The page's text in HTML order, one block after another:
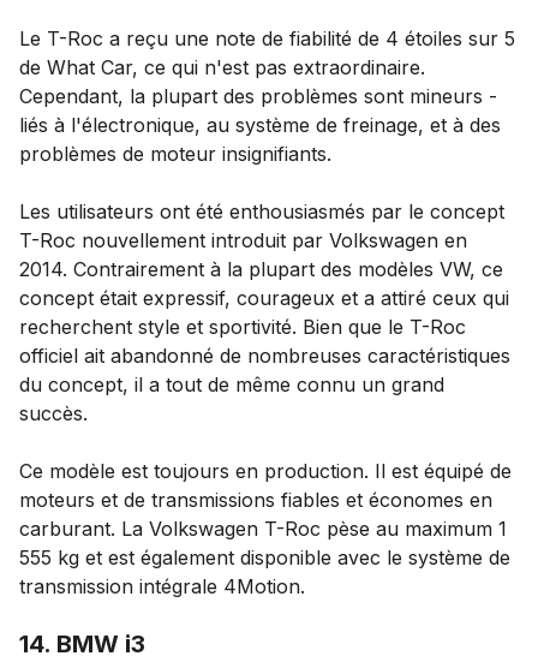
Le T-Roc a reçu une note de fiabilité de 4 étoiles sur 5
de What Car, ce qui n'est pas extraordinaire.
Cependant, la plupart des problèmes sont mineurs -
liés à l'électronique, au système de freinage, et à des
problèmes de moteur insignifiants.
Les utilisateurs ont été enthousiasmés par le concept
T-Roc nouvellement introduit par Volkswagen en
2014. Contrairement à la plupart des modèles VW, ce
concept était expressif, courageux et a attiré ceux qui
recherchent style et sportivité. Bien que le T-Roc
officiel ait abandonné de nombreuses caractéristiques
du concept, il a tout de même connu un grand
succès.
Ce modèle est toujours en production. Il est équipé de
moteurs et de transmissions fiables et économes en
carburant. La Volkswagen T-Roc pèse au maximum 1
555 kg et est également disponible avec le système de
transmission intégrale 4Motion.
14. BMW i3